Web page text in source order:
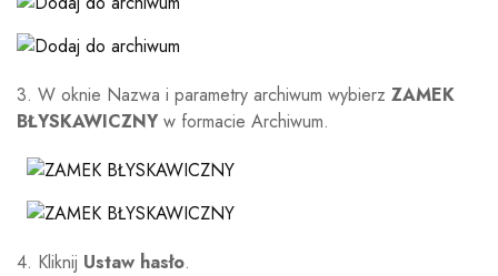
3. W oknie Nazwa i parametry archiwum wybierz ZAMEK
BŁYSKAWICZNY w formacie Archiwum.
4. Kliknij Ustaw hasło.